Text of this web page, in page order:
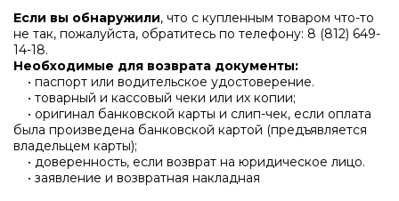
Если вы обнаружили, что с купленным товаром что-то
не так, пожалуйста, обратитесь по телефону: 8 (812) 649-
14-18.
Необходимые для возврата документы:
• паспорт или водительское удостоверение.
• товарный и кассовый чеки или их копии;
• оригинал банковской карты и слип-чек, если оплата
была произведена банковской картой (предъявляется
владельцем карты);
• доверенность, если возврат на юридическое лицо.
• заявление и возвратная накладная